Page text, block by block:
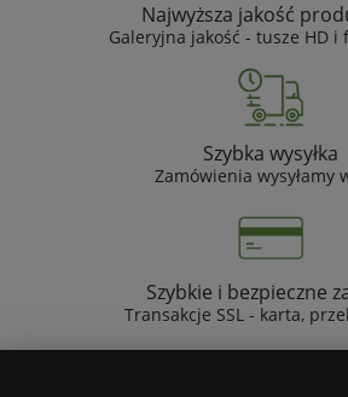
Najwyższa jakość
Galeryjna jakość - tusze HD
Szybka wysyłka
Zamówienia wysyłamy
Szybkie i bezpieczne
Transakcje SSL - karta,